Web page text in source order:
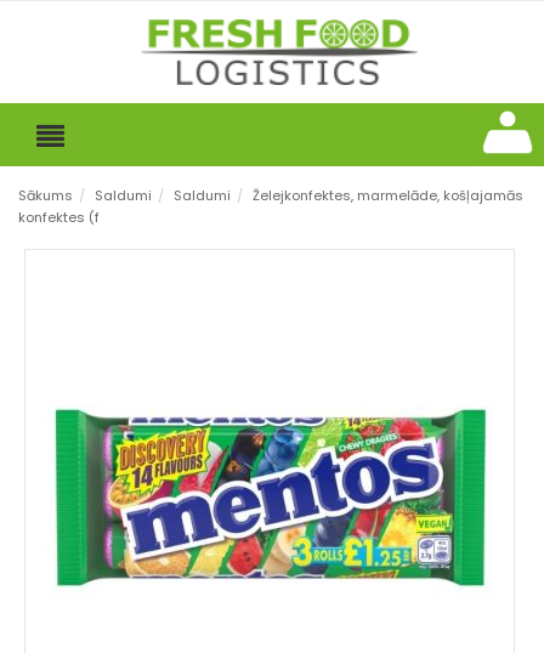
Sākums / Saldumi / Saldumi / Želejkonfektes, marmelāde, košļajamās
konfektes (f